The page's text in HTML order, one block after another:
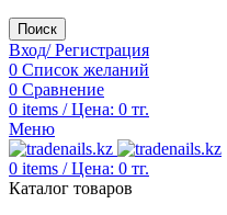
Поиск
Вход/ Регистрация
0 Список желаний
0 Сравнение
0 items / Цена: 0 тг.
Меню
0 items / Цена: 0 тг.
Каталог товаров